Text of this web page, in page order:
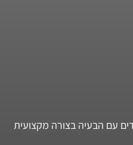
עם הבעיה בצורה מקצועית